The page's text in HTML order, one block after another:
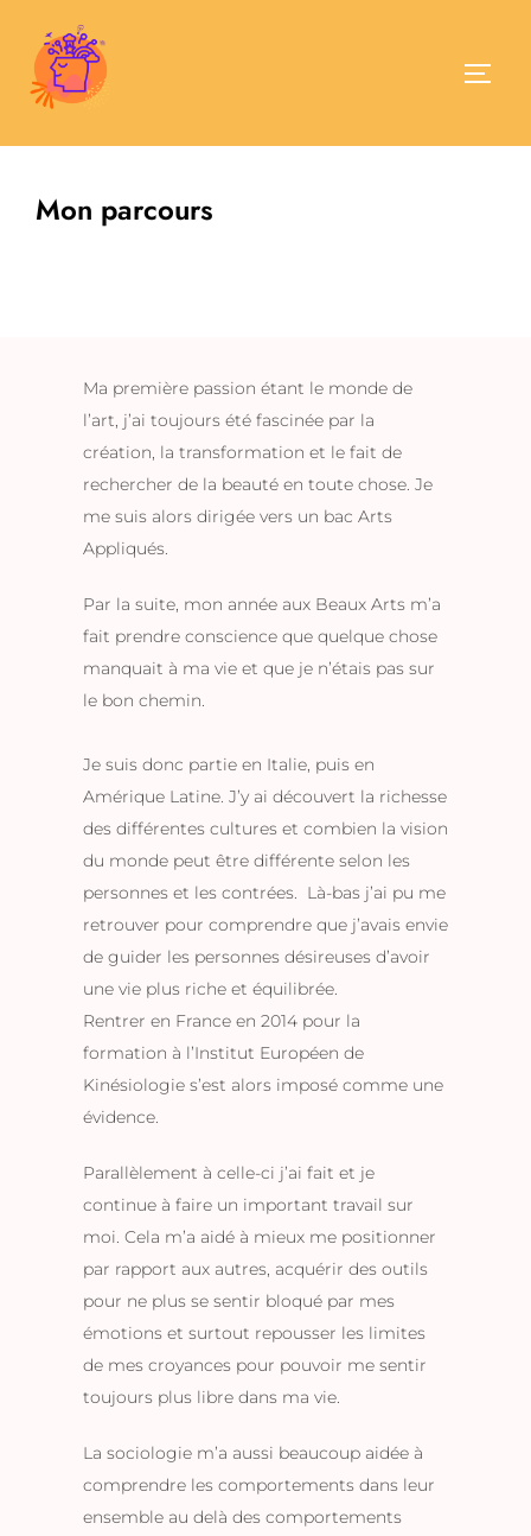
contenu
Mon parcours
Ma première passion étant le monde de
l’art, j’ai toujours été fascinée par la
création, la transformation et le fait de
rechercher de la beauté en toute chose. Je
me suis alors dirigée vers un bac Arts
Appliqués.
Par la suite, mon année aux Beaux Arts m’a
fait prendre conscience que quelque chose
manquait à ma vie et que je n’étais pas sur
le bon chemin.
Je suis donc partie en Italie, puis en
Amérique Latine. J’y ai découvert la richesse
des différentes cultures et combien la vision
du monde peut être différente selon les
personnes et les contrées. Là-bas j’ai pu me
retrouver pour comprendre que j’avais envie
de guider les personnes désireuses d’avoir
une vie plus riche et équilibrée.
Rentrer en France en 2014 pour la
formation à l’Institut Européen de
Kinésiologie s’est alors imposé comme une
évidence.
Parallèlement à celle-ci j’ai fait et je
continue à faire un important travail sur
moi. Cela m’a aidé à mieux me positionner
par rapport aux autres, acquérir des outils
pour ne plus se sentir bloqué par mes
émotions et surtout repousser les limites
de mes croyances pour pouvoir me sentir
toujours plus libre dans ma vie.
La sociologie m’a aussi beaucoup aidée à
comprendre les comportements dans leur
ensemble au delà des comportements